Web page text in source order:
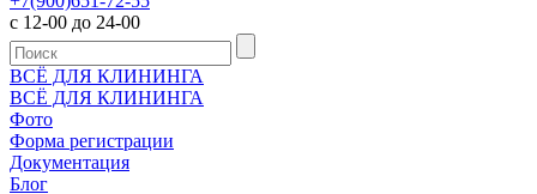
с 12-00 до 24-00
ВСЁ ДЛЯ КЛИНИНГА
ВСЁ ДЛЯ КЛИНИНГА
Фото
Форма регистрации
Документация
Блог